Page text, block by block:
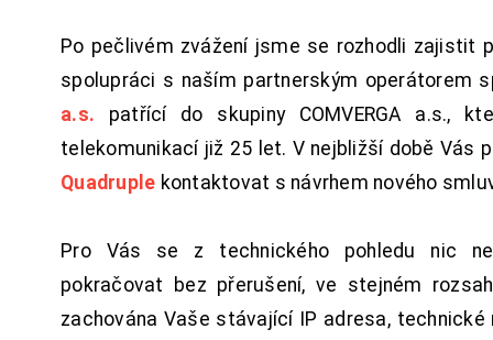
Po pečlivém zvážení jsme se rozhodli zajistit
spolupráci s naším partnerským operátorem
a.s. patřící do skupiny COMVERGA a.s.,
telekomunikací již 25 let. V nejbližší době Vás
Quadruple kontaktovat s návrhem nového
Pro Vás se z technického pohledu nic
pokračovat bez přerušení, ve stejném
zachována Vaše stávající IP adresa, technické